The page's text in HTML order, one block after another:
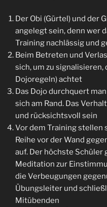
Der Obi (Gürtel) und der
angelegt sein, denn wer
Training nachlässig und
Beim Betreten und
sich, um zu signalisieren,
Dojoregeln) achtet
Das Dojo durchquert
sich am Rand. Das
und rücksichtsvoll sein
Vor dem Training stellen
Reihe vor der Wand
auf. Der höchste Schüler
Meditation zur
die Verbeugungen
Übungsleiter und
Mitübenden